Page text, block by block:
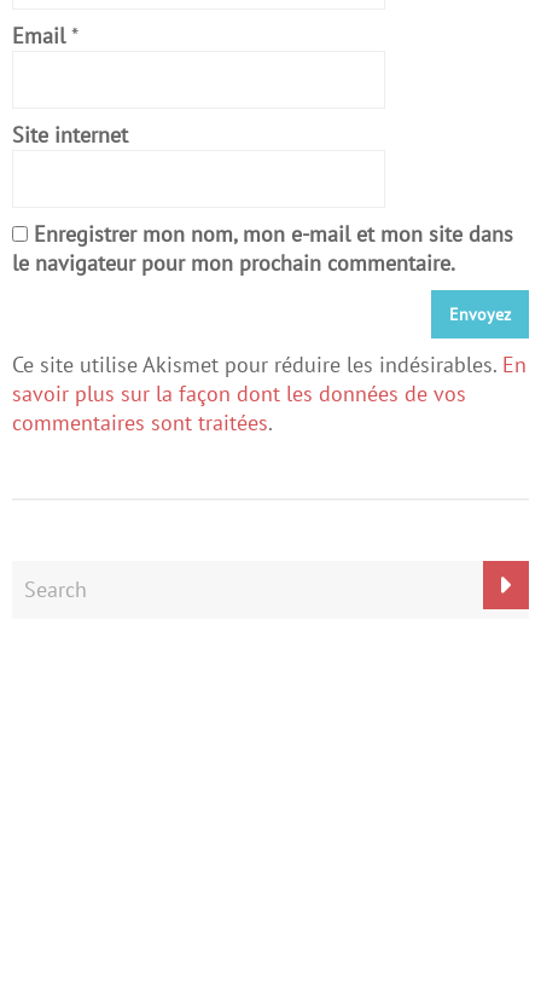
Email *
Site internet
Enregistrer mon nom, mon e-mail et mon site dans
le navigateur pour mon prochain commentaire.
Ce site utilise Akismet pour réduire les indésirables. En
savoir plus sur la façon dont les données de vos
commentaires sont traitées.